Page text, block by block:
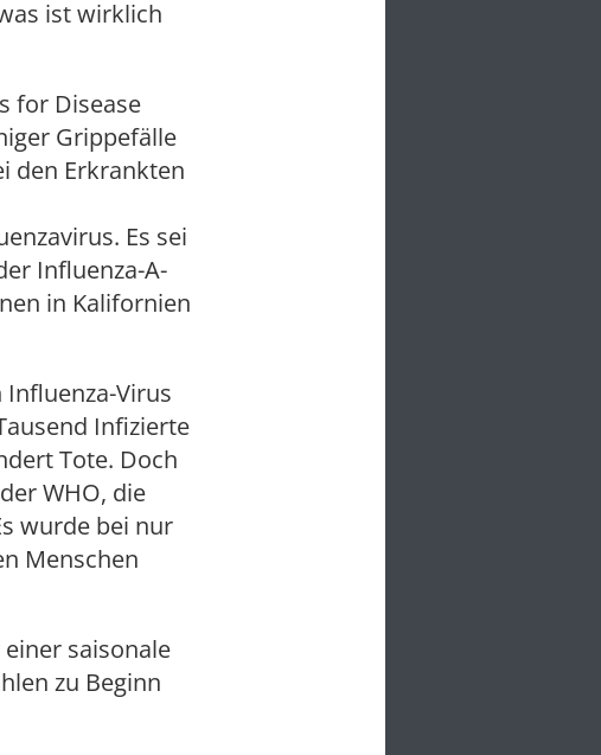
ist wirklich
for Disease
Grippefälle
den Erkrankten
Es sei
Influenza-A-
in Kalifornien
Virus
Infizierte
Tote. Doch
WHO, die
wurde bei nur
Menschen
saisonale
zu Beginn